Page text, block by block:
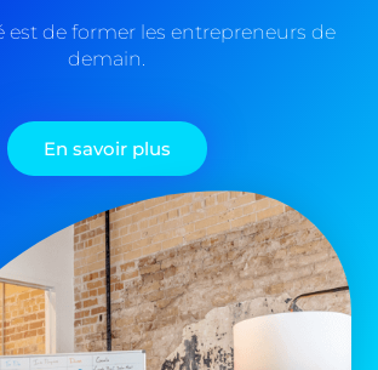
est de former les entrepreneurs de
demain.
En savoir plus